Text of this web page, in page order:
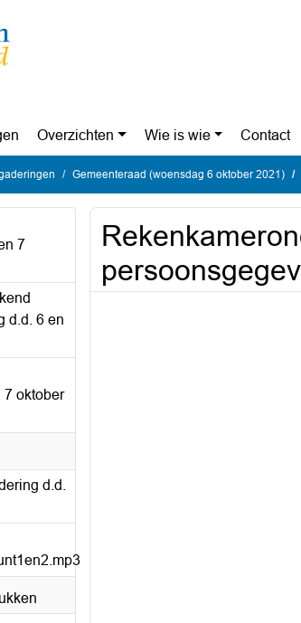
Overzichten Wie is wie Contact
Gemeenteraad (woensdag 6 oktober 2021)
7
d.d. 6 en
7 oktober
d.d.